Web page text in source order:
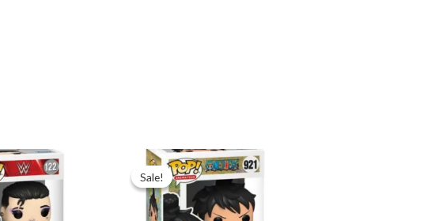
Sale!
Sale!
Pierwotna
cena
wynosiła:
444,59 zł.
Aktualna
cena
wynosi:
341,99 zł.